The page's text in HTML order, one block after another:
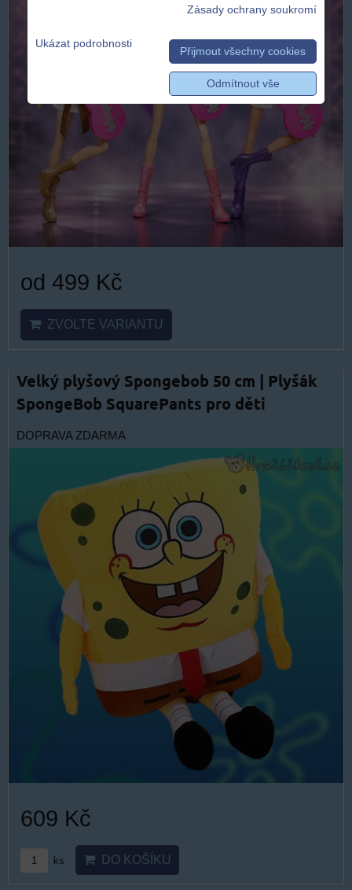
od 499 Kč
ZVOLTE VARIANTU
Velký plyšový Spongebob 50 cm | Plyšák
SpongeBob SquarePants pro děti
DOPRAVA ZDARMA
609 Kč
ks DO KOŠÍKU
Zásady ochrany soukromí
Ukázat podrobnosti
Přijmout všechny cookies
Odmítnout vše